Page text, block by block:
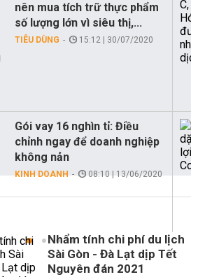
nên mua tích trữ thực phẩm
số lượng lớn vì siêu thị,...
TIÊU DÙNG 15:12 | 30/07/2020
Gói vay 16 nghìn tỉ: Điều
chỉnh ngay để doanh nghiệp
không nản
KINH DOANH 08:10 | 13/06/2020
Nhẩm tính chi phí du lịch
Sài Gòn - Đà Lạt dịp Tết
Nguyên đán 2021